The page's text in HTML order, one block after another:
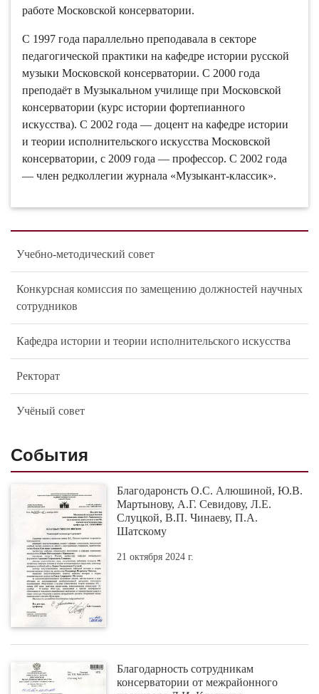
Учебно-методический совет
Конкурсная комиссия по замещению должностей научных
сотрудников
Кафедра истории и теории исполнительского искусства
Ректорат
Учёный совет
работе Московской консерватории.
С 1997 года параллельно преподавала в секторе
педагогической практики на кафедре истории русской
музыки Московской консерватории. С 2000 года
преподаёт в Музыкальном училище при Московской
консерватории (курс истории фортепианного
искусства). С 2002 года — доцент на кафедре истории
и теории исполнительского искусства Московской
консерватории, с 2009 года — профессор. С 2002 года
— член редколлегии журнала «Музыкант-классик».
События
Благодаронсть О.С. Алюшиной, Ю.В.
Мартынову, А.Г. Севидову, Л.Е.
Слуцкой, В.П. Чинаеву, П.А.
Шатскому
21 октября 2024 г.
Благодарность сотрудникам
консерватории от межрайонного